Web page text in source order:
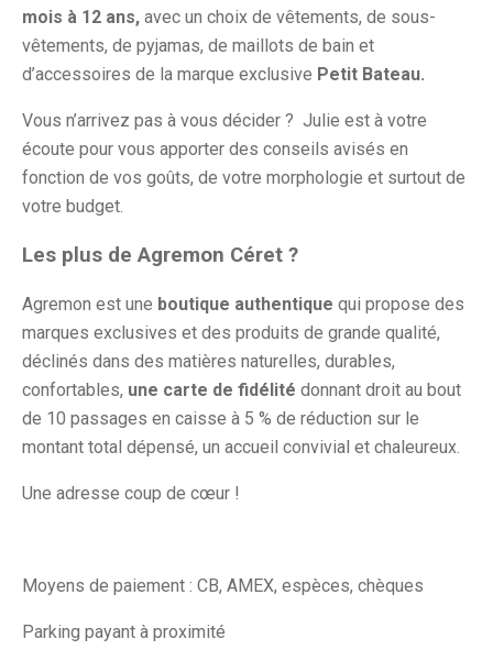
mois à 12 ans, avec un choix de vêtements, de sous-
vêtements, de pyjamas, de maillots de bain et
d’accessoires de la marque exclusive Petit Bateau.
Vous n’arrivez pas à vous décider ? Julie est à votre
écoute pour vous apporter des conseils avisés en
fonction de vos goûts, de votre morphologie et surtout de
votre budget.
Les plus de Agremon Céret ?
Agremon est une boutique authentique qui propose des
marques exclusives et des produits de grande qualité,
déclinés dans des matières naturelles, durables,
confortables, une carte de fidélité donnant droit au bout
de 10 passages en caisse à 5 % de réduction sur le
montant total dépensé, un accueil convivial et chaleureux.
Une adresse coup de cœur !
Moyens de paiement : CB, AMEX, espèces, chèques
Parking payant à proximité